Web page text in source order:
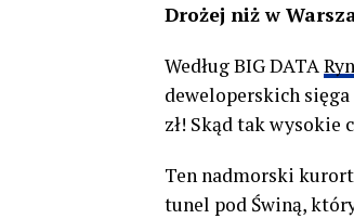
Drożej niż w
Według BIG DATA
deweloperskich
zł! Skąd tak wysokie
Ten nadmorski
tunel pod Świną,